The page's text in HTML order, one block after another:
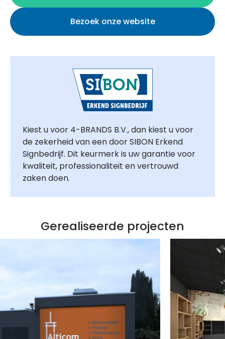
Bezoek onze website
Kiest u voor 4-BRANDS B.V., dan kiest u voor
de zekerheid van een door SIBON Erkend
Signbedrijf. Dit keurmerk is uw garantie voor
kwaliteit, professionaliteit en vertrouwd
zaken doen.
Gerealiseerde projecten